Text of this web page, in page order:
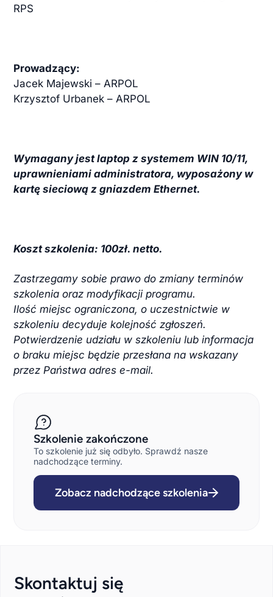
RPS
Prowadzący:
Jacek Majewski – ARPOL
Krzysztof Urbanek – ARPOL
Wymagany jest laptop z systemem WIN 10/11,
uprawnieniami administratora, wyposażony w
kartę sieciową z gniazdem Ethernet.
Koszt szkolenia: 100zł. netto.
Zastrzegamy sobie prawo do zmiany terminów
szkolenia oraz modyfikacji programu.
Ilość miejsc ograniczona, o uczestnictwie w
szkoleniu decyduje kolejność zgłoszeń.
Potwierdzenie udziału w szkoleniu lub informacja
o braku miejsc będzie przesłana na wskazany
przez Państwa adres e-mail.
Szkolenie zakończone
To szkolenie już się odbyło. Sprawdź nasze
nadchodzące terminy.
Zobacz nadchodzące szkolenia
Skontaktuj się